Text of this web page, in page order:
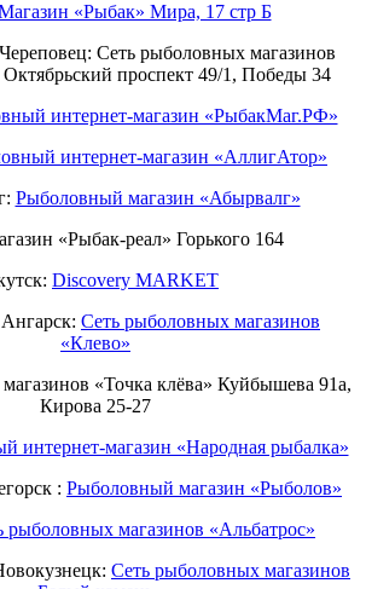
«Рыбак» Мира, 17 стр Б
Сеть рыболовных магазинов
проспект 49/1, Победы 34
интернет-магазин «РыбакМаг.РФ»
интернет-магазин «АллигАтор»
Рыболовный магазин «Абырвалг»
«Рыбак-реал» Горького 164
Discovery MARKET
Сеть рыболовных магазинов
«Клево»
«Точка клёва» Куйбышева 91а,
Кирова 25-27
интернет-магазин «Народная рыбалка»
: Рыболовный магазин «Рыболов»
рыболовных магазинов «Альбатрос»
Сеть рыболовных магазинов